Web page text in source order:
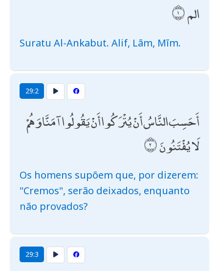
الم
Suratu Al-Ankabut. Alif, Lām, Mīm.
29:2
أَحَسِبَ النَّاسُ أَنْ يُتْرَكُوا أَنْ يَقُولُوا آمَنَّا وَهُمْ
لَا يُفْتَنُونَ
Os homens supõem que, por dizerem:
"Cremos", serão deixados, enquanto
não provados?
29:3